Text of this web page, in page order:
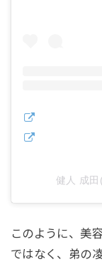
健人 成
このように、美
ではなく、弟の